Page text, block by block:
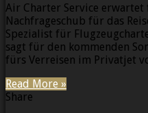
Air Charter Service erwartet
Nachfrageschub für das
Spezialist für
sagt für den kommenden
fürs Verreisen im Privatjet
Read More »
Share